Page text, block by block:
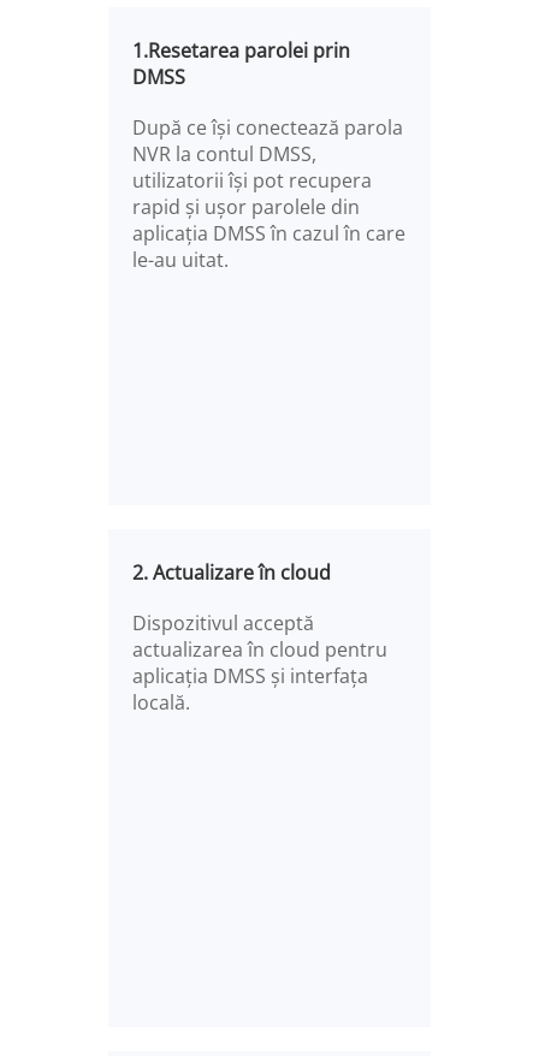
1.Resetarea parolei prin
DMSS
După ce își conectează parola
NVR la contul DMSS,
utilizatorii își pot recupera
rapid și ușor parolele din
aplicația DMSS în cazul în care
le-au uitat.
2. Actualizare în cloud
Dispozitivul acceptă
actualizarea în cloud pentru
aplicația DMSS și interfața
locală.